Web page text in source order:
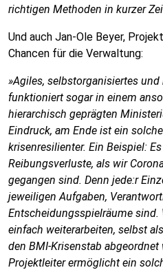
richtigen Methoden in kurzer
Und auch Jan-Ole Beyer,
Chancen für die Verwaltung:
»Agiles, selbstorganisiertes
funktioniert sogar in einem
hierarchisch geprägten
Eindruck, am Ende ist ein
krisenresilienter. Ein Beispiel:
Reibungsverluste, als wir
gegangen sind. Denn jede:r
jeweiligen Aufgaben,
Entscheidungsspielräume
einfach weiterarbeiten, selbst
den BMI-Krisenstab
Projektleiter ermöglicht ein